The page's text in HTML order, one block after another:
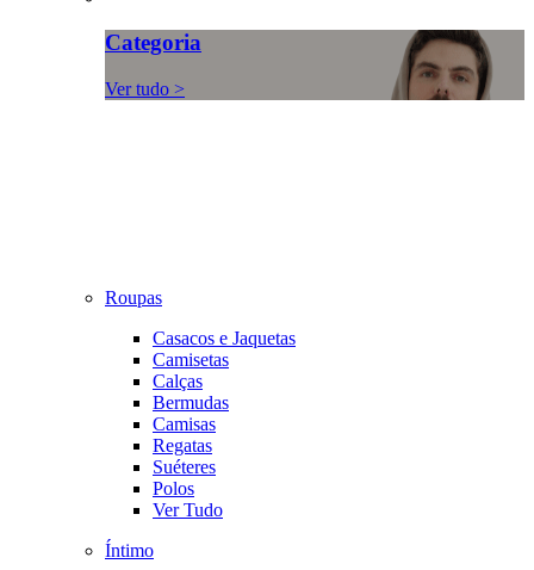
Categoria
Ver tudo >
Roupas
Casacos e Jaquetas
Camisetas
Calças
Bermudas
Camisas
Regatas
Suéteres
Polos
Ver Tudo
Íntimo